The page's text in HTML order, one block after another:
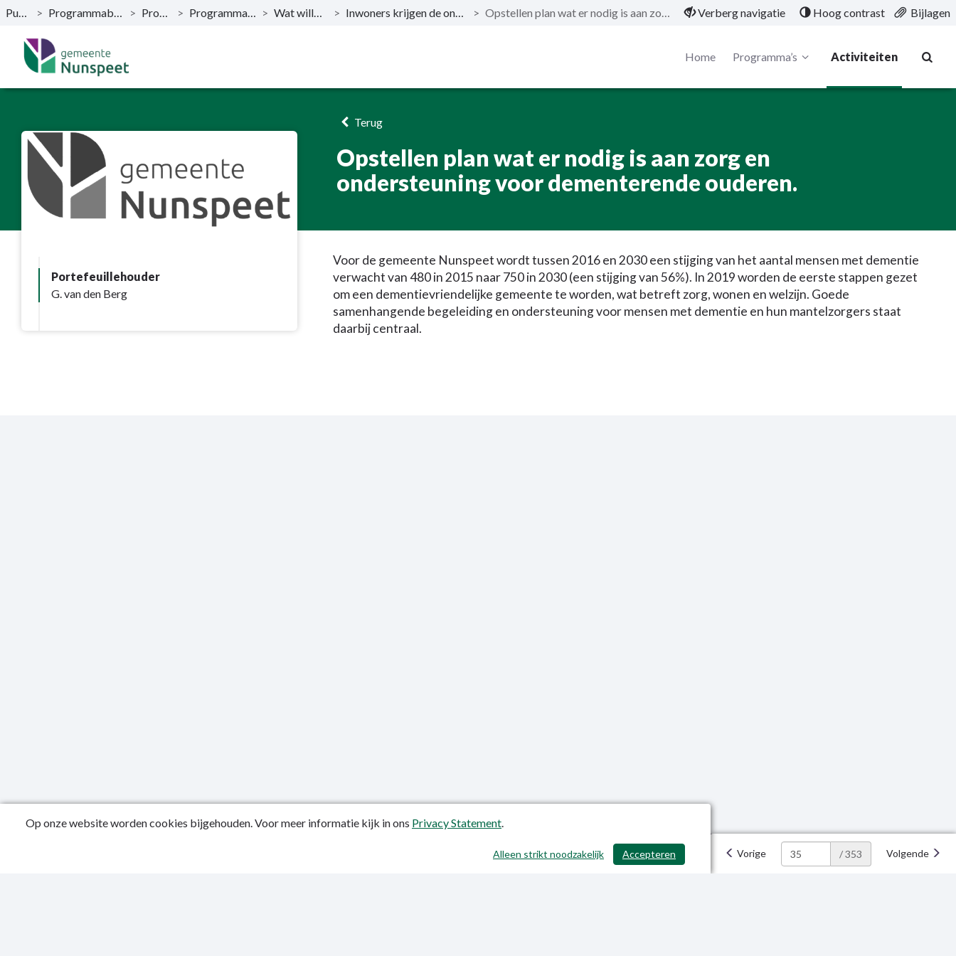
Naar hoofdinhoud
Publicaties > Programmabegroting 2019-2022 > Programma’s > Programma 1. Sociaal Domein > Wat willen we bereiken? > Inwoners krijgen de ondersteuning die zij nodig hebben > Opstellen plan wat er nodig is aan zorg en ondersteuning voor dementerende ouderen. Verberg navigatie Hoog contrast Bijlagen
Home Programma’s Activiteiten
Terug
Opstellen plan wat er nodig is aan zorg en
ondersteuning voor dementerende ouderen.
Portefeuillehouder
G. van den Berg
Voor de gemeente Nunspeet wordt tussen 2016 en 2030 een stijging van het aantal mensen met dementie
verwacht van 480 in 2015 naar 750 in 2030 (een stijging van 56%). In 2019 worden de eerste stappen gezet
om een dementievriendelijke gemeente te worden, wat betreft zorg, wonen en welzijn. Goede
samenhangende begeleiding en ondersteuning voor mensen met dementie en hun mantelzorgers staat
daarbij centraal.
Vorige / 353 Volgende
Op onze website worden cookies bijgehouden. Voor meer informatie kijk in ons Privacy Statement.
Accepteren
Alleen strikt noodzakelijk